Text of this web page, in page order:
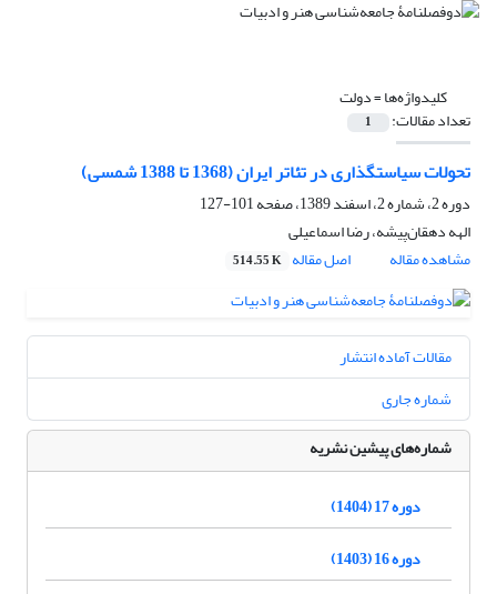
کلیدواژه‌ها =دولت
تعداد مقالات: 1
تحولات سیاستگذاری در تئاتر ایران (1368 تا 1388 شمسی)
دوره 2، شماره 2، اسفند 1389، صفحه
101-127
الهه دهقان‌پیشه، رضا اسماعیلی
مشاهده مقاله
اصل مقاله 514.55 K
مقالات آماده انتشار
شماره جاری
شماره‌های پیشین نشریه
دوره 17 (1404)
دوره 16 (1403)